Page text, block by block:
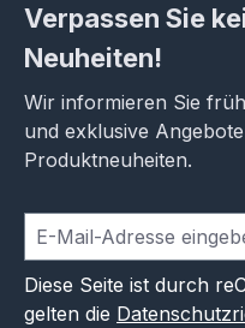
Verpassen Sie
Neuheiten!
Wir informieren Sie
und exklusive
Produktneuheiten.
Diese Seite ist durch
gelten die